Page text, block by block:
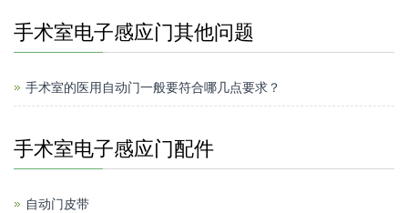
手术室电子感应门其他问题
手术室的医用自动门一般要符合哪几点要求？
手术室电子感应门配件
自动门皮带